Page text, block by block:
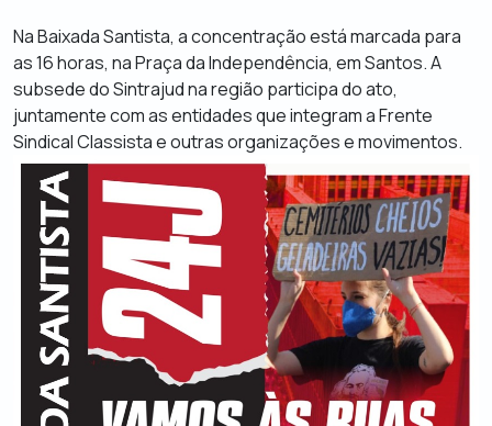
Na Baixada Santista, a concentração está marcada para
as 16 horas, na Praça da Independência, em Santos. A
subsede do Sintrajud na região participa do ato,
juntamente com as entidades que integram a Frente
Sindical Classista e outras organizações e movimentos.